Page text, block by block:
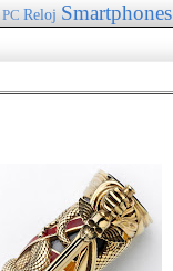
PC Reloj Smartphones